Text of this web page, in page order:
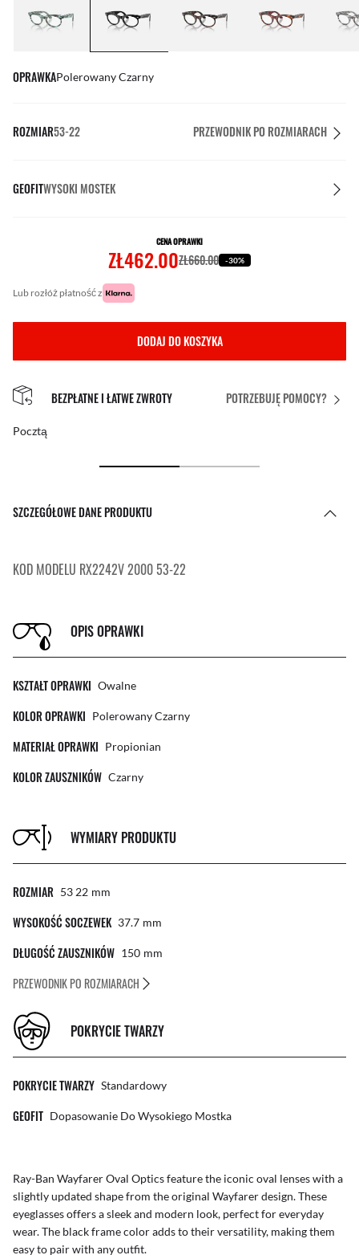
OPRAWKAPolerowany Czarny
ROZMIAR53-22 PRZEWODNIK PO ROZMIARACH
GEOFITWYSOKI MOSTEK
CENA OPRAWKI
ZŁ462.00ZŁ660.00 -30%
lub rozłóż płatność z
DODAJ DO KOSZYKA
POTRZEBUJĘ POMOCY?
BEZPŁATNE I ŁATWE ZWROTY
Pocztą
SZCZEGÓŁOWE DANE PRODUKTU
KOD MODELU RX2242V 2000 53-22
OPIS OPRAWKI
KSZTAŁT OPRAWKI Owalne
KOLOR OPRAWKI Polerowany Czarny
MATERIAŁ OPRAWKI Propionian
KOLOR ZAUSZNIKÓW Czarny
WYMIARY PRODUKTU
ROZMIAR 53 22 Mm
WYSOKOŚĆ SOCZEWEK 37.7 Mm
DŁUGOŚĆ ZAUSZNIKÓW 150 Mm
PRZEWODNIK PO ROZMIARACH
POKRYCIE TWARZY
POKRYCIE TWARZY Standardowy
GEOFIT Dopasowanie Do Wysokiego Mostka
Ray-Ban Wayfarer Oval Optics feature the iconic oval lenses with a
slightly updated shape from the original Wayfarer design. These
eyeglasses offers a sleek and modern look, perfect for everyday
wear. The black frame color adds to their versatility, making them
easy to pair with any outfit.